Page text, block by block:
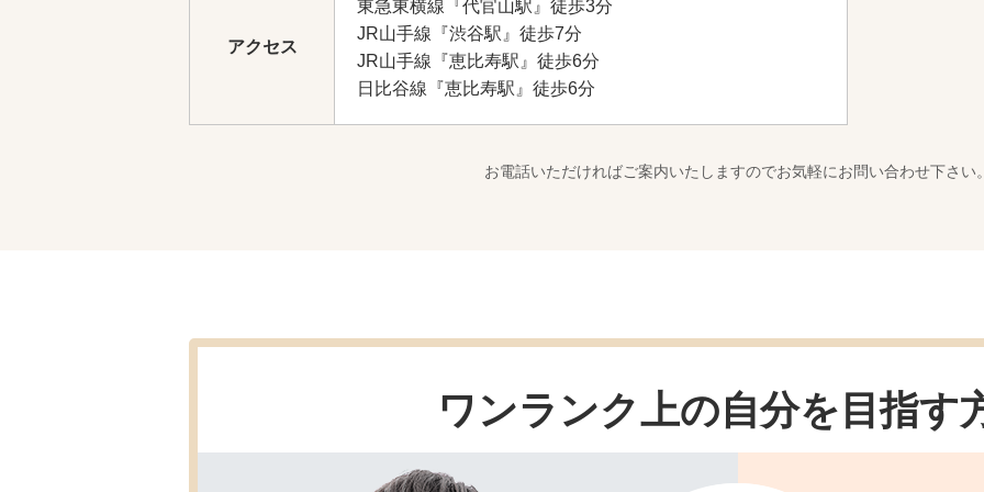
アクセス
東急東横線『代官山駅』徒歩3分
JR山手線『渋谷駅』徒歩7分
JR山手線『恵比寿駅』徒歩6分
日比谷線『恵比寿駅』徒歩6分
お電話いただければご案内いたしますのでお気軽にお問い合わせ下さい
ワンランク上の自分を 目指す